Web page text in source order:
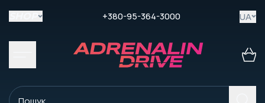
+380-95-364-3000 UA